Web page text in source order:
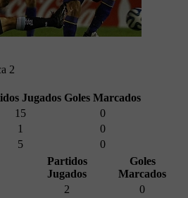
2
Jugados Goles Marcados
15
0
1
0
5
0
Partidos
Jugados
Goles
Marcados
2
0